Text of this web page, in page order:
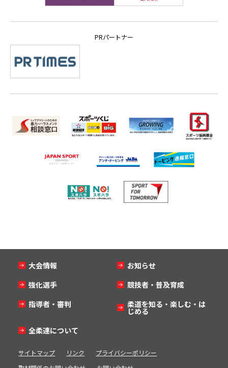
PRパートナー
大会情報
お知らせ
強化選手
競技者・普及育成
指導者・審判
柔道を知る・楽しむ・は
じめる
全柔連について
サイトマップ リンク
プライバシーポリシー